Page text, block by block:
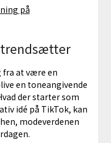
på
trendsætter
fra at være en
en toneangivende
der starter som
idé på TikTok, kan
modeverdenen